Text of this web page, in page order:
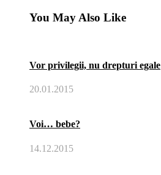
You May Also Like
Vor privilegii, nu drepturi egale
20.01.2015
Voi… bebe?
14.12.2015